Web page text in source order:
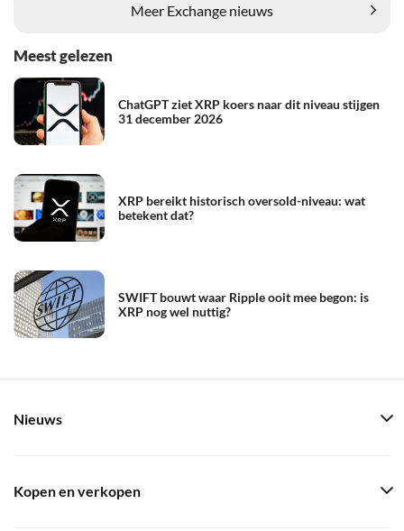
Meer Exchange nieuws
Meest gelezen
ChatGPT ziet XRP koers naar dit niveau stijgen
31 december 2026
XRP bereikt historisch oversold-niveau: wat
betekent dat?
SWIFT bouwt waar Ripple ooit mee begon: is
XRP nog wel nuttig?
Nieuws
Kopen en verkopen